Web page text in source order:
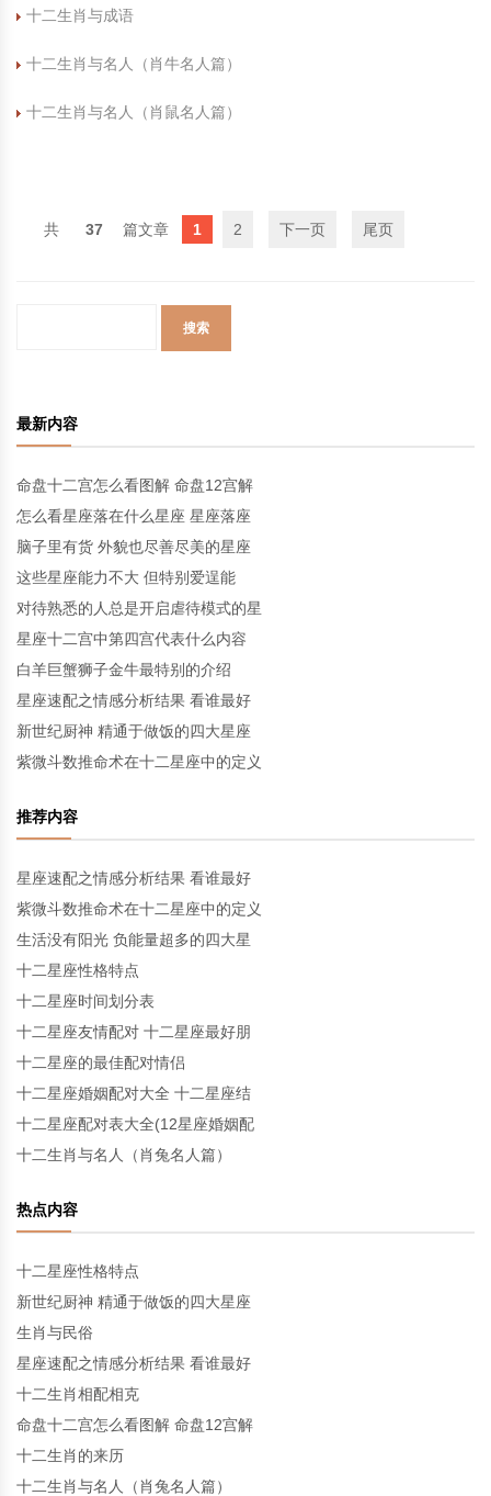
十二生肖与成语
十二生肖与名人（肖牛名人篇）
十二生肖与名人（肖鼠名人篇）
37 1 2 下一页 尾页
最新内容
命盘十二宫怎么看图解 命盘12宫解
怎么看星座落在什么星座 星座落座
脑子里有货 外貌也尽善尽美的星座
这些星座能力不大 但特别爱逞能
对待熟悉的人总是开启虐待模式的星
星座十二宫中第四宫代表什么内容
白羊巨蟹狮子金牛最特别的介绍
星座速配之情感分析结果 看谁最好
新世纪厨神 精通于做饭的四大星座
紫微斗数推命术在十二星座中的定义
推荐内容
星座速配之情感分析结果 看谁最好
紫微斗数推命术在十二星座中的定义
生活没有阳光 负能量超多的四大星
十二星座性格特点
十二星座时间划分表
十二星座友情配对 十二星座最好朋
十二星座的最佳配对情侣
十二星座婚姻配对大全 十二星座结
十二星座配对表大全(12星座婚姻配
十二生肖与名人（肖兔名人篇）
热点内容
十二星座性格特点
新世纪厨神 精通于做饭的四大星座
生肖与民俗
星座速配之情感分析结果 看谁最好
十二生肖相配相克
命盘十二宫怎么看图解 命盘12宫解
十二生肖的来历
十二生肖与名人（肖兔名人篇）